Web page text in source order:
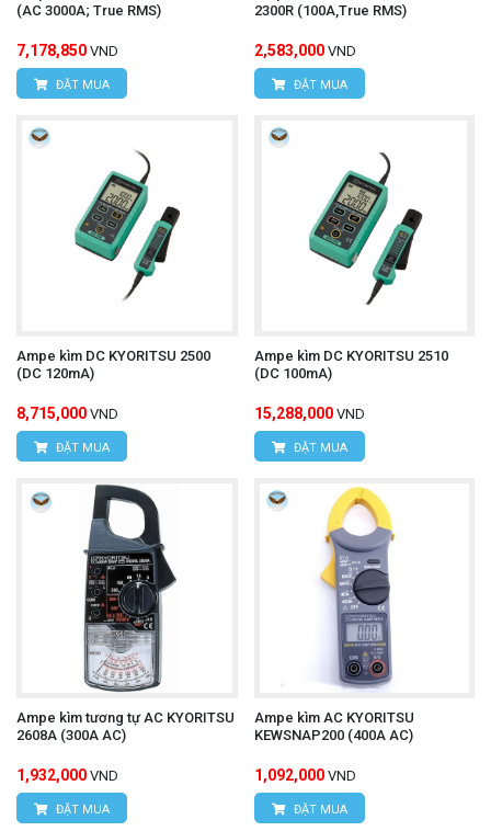
(AC 3000A; True RMS)
7,178,850 VND
ĐẶT MUA
2300R (100A,True RMS)
2,583,000 VND
ĐẶT MUA
Ampe kìm DC KYORITSU 2500
(DC 120mA)
8,715,000 VND
ĐẶT MUA
Ampe kìm DC KYORITSU 2510
(DC 100mA)
15,288,000 VND
ĐẶT MUA
Ampe kìm tương tự AC KYORITSU
2608A (300A AC)
1,932,000 VND
ĐẶT MUA
Ampe kìm AC KYORITSU
KEWSNAP200 (400A AC)
1,092,000 VND
ĐẶT MUA